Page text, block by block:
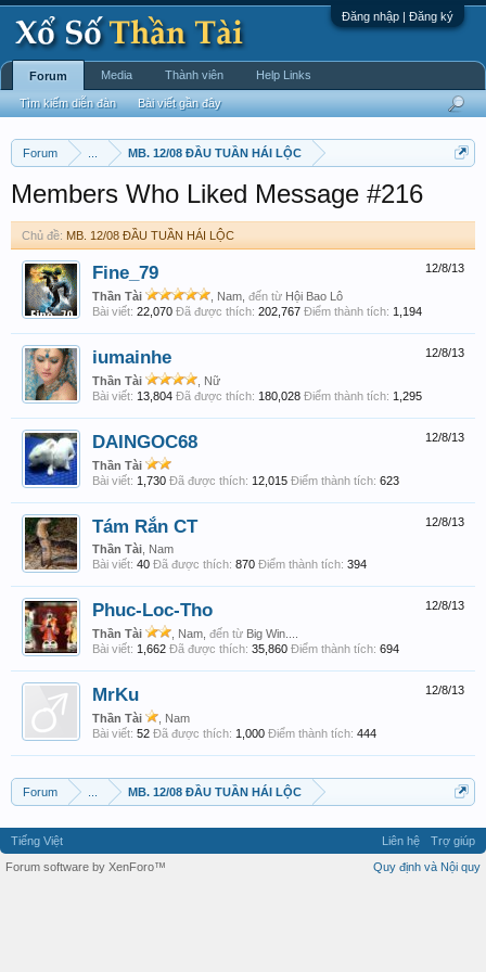
Đăng nhập | Đăng ký
Forum MB. 12/08 ĐẦU TUẦN HÁI LỘC
Members Who Liked Message #216
Chủ đề: MB. 12/08 ĐẦU TUẦN HÁI LỘC
12/8/13
Fine_79
Thần Tài , Nam, đến từ Hội Bao Lô
Bài viết: 22,070 Đã được thích: 202,767 Điểm thành tích: 1,194
12/8/13
iumainhe
Thần Tài
, Nữ
Bài viết: 13,804 Đã được thích: 180,028 Điểm thành tích: 1,295
12/8/13
DAINGOC68
Thần Tài
Bài viết: 1,730 Đã được thích: 12,015 Điểm thành tích: 623
12/8/13
Tám Rắn CT
Thần Tài , Nam
Bài viết: 40 Đã được thích: 870 Điểm thành tích: 394
12/8/13
Phuc-Loc-Tho
Thần Tài , Nam, đến từ Big Win....
Bài viết: 1,662 Đã được thích: 35,860 Điểm thành tích: 694
12/8/13
MrKu
Thần Tài
, Nam
Bài viết: 52 Đã được thích: 1,000 Điểm thành tích: 444
Forum MB. 12/08 ĐẦU TUẦN HÁI LỘC
Forum
Tìm kiếm diễn đàn Bài viết gần đây
Media Thành viên Help Links
Tiếng Việt Liên hệ
Trợ giúp
Quy định và Nội quy
Forum software by XenForo™